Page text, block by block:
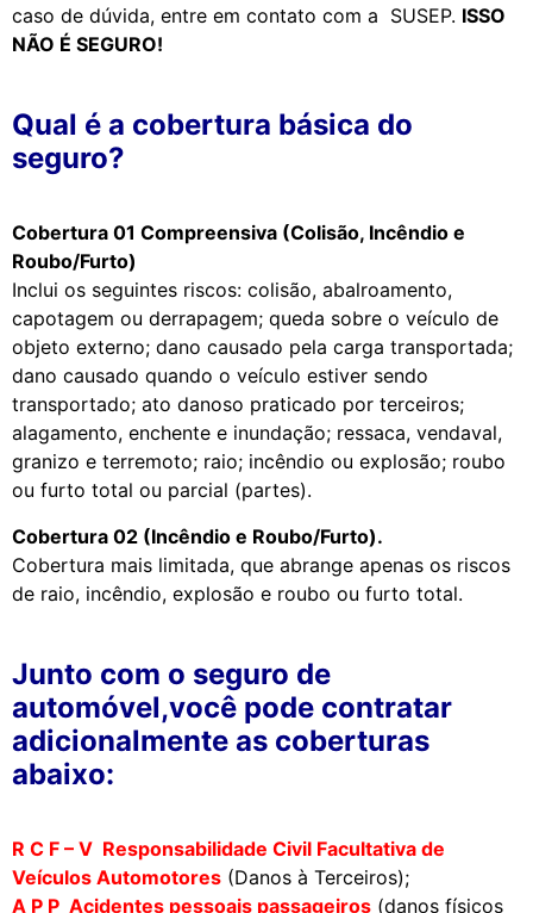
caso de dúvida, entre em contato com a SUSEP. ISSO
NÃO É SEGURO!
Qual é a cobertura básica do
seguro?
Cobertura 01 Compreensiva (Colisão, Incêndio e
Roubo/Furto)
Inclui os seguintes riscos: colisão, abalroamento,
capotagem ou derrapagem; queda sobre o veículo de
objeto externo; dano causado pela carga transportada;
dano causado quando o veículo estiver sendo
transportado; ato danoso praticado por terceiros;
alagamento, enchente e inundação; ressaca, vendaval,
granizo e terremoto; raio; incêndio ou explosão; roubo
ou furto total ou parcial (partes).
Cobertura 02 (Incêndio e Roubo/Furto).
Cobertura mais limitada, que abrange apenas os riscos
de raio, incêndio, explosão e roubo ou furto total.
Junto com o seguro de
automóvel,você pode contratar
adicionalmente as coberturas
abaixo:
R C F – V Responsabilidade Civil Facultativa de
Veículos Automotores (Danos à Terceiros);
A P P Acidentes pessoais passageiros (danos físicos